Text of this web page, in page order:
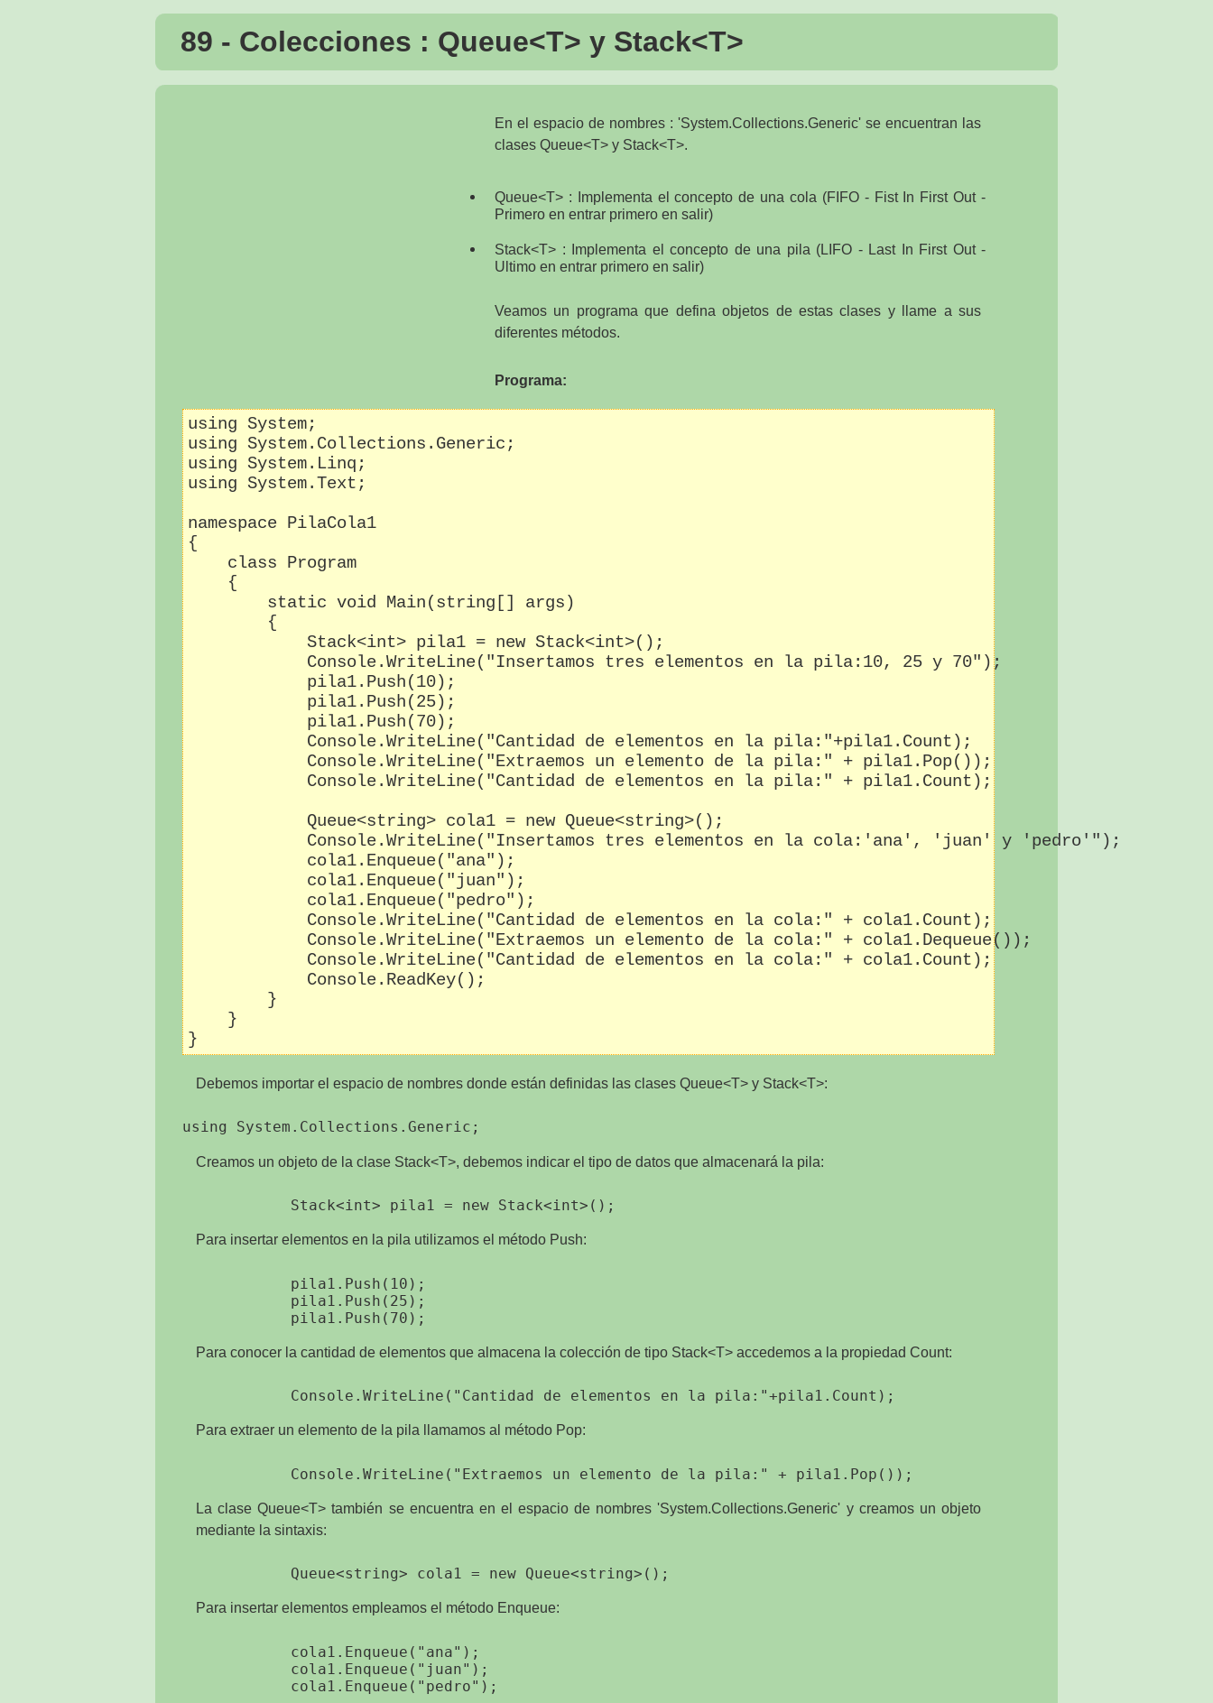
89 - Colecciones : Queue<T> y Stack<T>
En el espacio de nombres : 'System.Collections.Generic' se encuentran las
clases Queue<T> y Stack<T>.
Queue<T> : Implementa el concepto de una cola (FIFO - Fist In First Out -
Primero en entrar primero en salir)
Stack<T> : Implementa el concepto de una pila (LIFO - Last In First Out -
Ultimo en entrar primero en salir)
Veamos un programa que defina objetos de estas clases y llame a sus
diferentes métodos.
Programa:
using System;
using System.Collections.Generic;
using System.Linq;
using System.Text;
namespace PilaCola1
{
    class Program
    {
        static void Main(string[] args)
        {
            Stack<int> pila1 = new Stack<int>();
            Console.WriteLine("Insertamos tres elementos en la pila:10, 25 y 70");
            pila1.Push(10);
            pila1.Push(25);
            pila1.Push(70);
            Console.WriteLine("Cantidad de elementos en la pila:"+pila1.Count);
            Console.WriteLine("Extraemos un elemento de la pila:" + pila1.Pop());
            Console.WriteLine("Cantidad de elementos en la pila:" + pila1.Count);
            Queue<string> cola1 = new Queue<string>();
            Console.WriteLine("Insertamos tres elementos en la cola:'ana', 'juan' y 'pedro'");
            cola1.Enqueue("ana");
            cola1.Enqueue("juan");
            cola1.Enqueue("pedro");
            Console.WriteLine("Cantidad de elementos en la cola:" + cola1.Count);
            Console.WriteLine("Extraemos un elemento de la cola:" + cola1.Dequeue());
            Console.WriteLine("Cantidad de elementos en la cola:" + cola1.Count);
            Console.ReadKey();
        }
    }
Debemos importar el espacio de nombres donde están definidas las clases Queue<T> y Stack<T>:
Creamos un objeto de la clase Stack<T>, debemos indicar el tipo de datos que almacenará la pila:
Para insertar elementos en la pila utilizamos el método Push:
            pila1.Push(10);
            pila1.Push(25);
Para conocer la cantidad de elementos que almacena la colección de tipo Stack<T> accedemos a la propiedad Count:
Para extraer un elemento de la pila llamamos al método Pop:
La clase Queue<T> también se encuentra en el espacio de nombres 'System.Collections.Generic' y creamos un objeto
mediante la sintaxis:
Para insertar elementos empleamos el método Enqueue:
            cola1.Enqueue("ana");
            cola1.Enqueue("juan");